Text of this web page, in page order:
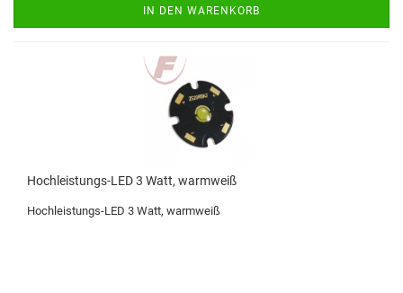
IN DEN WARENKORB
Hochleistungs-LED 3 Watt, warmweiß
Hochleistungs-LED 3 Watt, warmweiß